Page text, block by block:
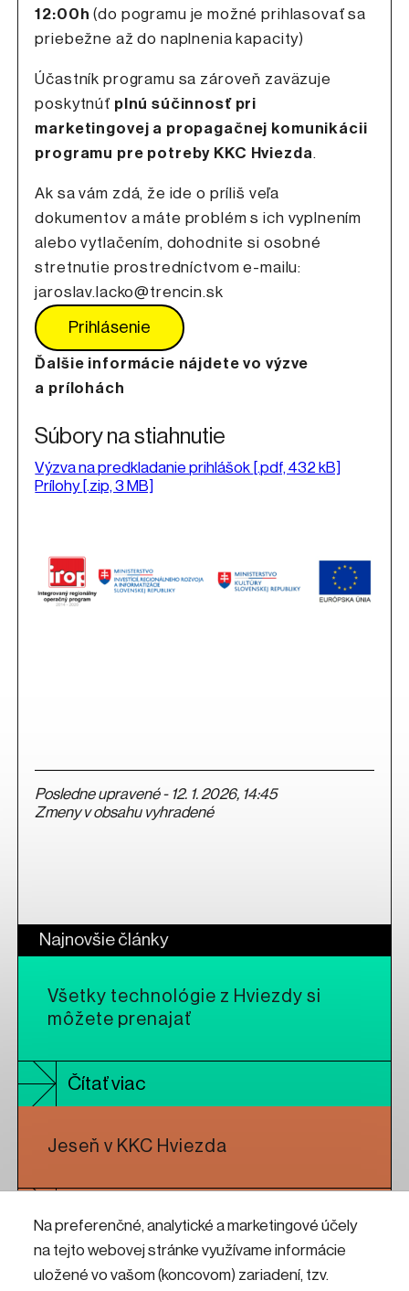
Na preferenčné, analytické a marketingové účely
na tejto webovej stránke využívame informácie
uložené vo vašom (koncovom) zariadení, tzv.
12:00h (do pogramu je možné prihlasovať sa
priebežne až do naplnenia kapacity)
Účastník programu sa zároveň zaväzuje
poskytnúť plnú súčinnosť pri
marketingovej a propagačnej komunikácii
programu pre potreby KKC Hviezda.
Ak sa vám zdá, že ide o príliš veľa
dokumentov a máte problém s ich vyplnením
alebo vytlačením, dohodnite si osobné
stretnutie prostredníctvom e-mailu:
jaroslav.lacko@trencin.sk
Prihlásenie Odkaz sa otvorí na novej karte
Ďalšie informácie nájdete vo výzve
a prílohách
Súbory na stiahnutie
Výzva na predkladanie prihlášok [.pdf, 432 kB]
Prílohy [.zip, 3 MB]
Posledne upravené - 12. 1. 2026, 14:45
Zmeny v obsahu vyhradené
Najnovšie články
Všetky technológie z Hviezdy si
môžete prenajať
Čítať viac
Jeseň v KKC Hviezda
Koncert oceňovanej britskej